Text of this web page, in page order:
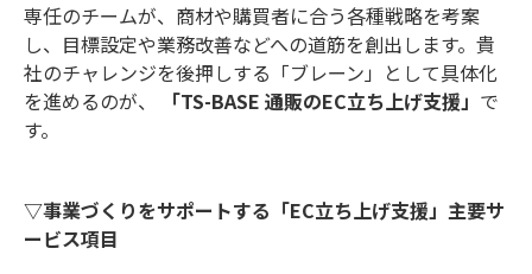
専任のチームが、商材や購買者に合う各種戦略を考案
し、目標設定や業務改善などへの道筋を創出します。貴
社のチャレンジを後押しする「ブレーン」として具体化
を進めるのが、
「TS-BASE 通販のEC立ち上げ支援」 で
す。
▽事業づくりをサポートする「EC立ち上げ支援」主要サ
ービス項目